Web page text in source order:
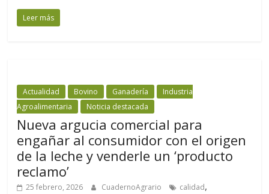
Leer más
Actualidad Bovino Ganadería
Industria
Agroalimentaria
Noticia destacada
Nueva argucia comercial para
engañar al consumidor con el origen
de la leche y venderle un ‘producto
reclamo’
25 febrero, 2026 CuadernoAgrario calidad,